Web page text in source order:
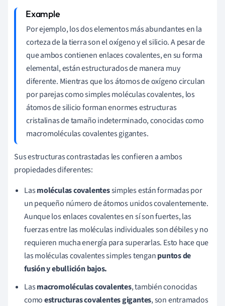
Por ejemplo, los dos elementos más abundantes en la
corteza de la tierra son el oxígeno y el silicio. A pesar de
que ambos contienen enlaces covalentes, en su forma
elemental, están estructurados de manera muy
diferente. Mientras que los átomos de oxígeno circulan
por parejas como simples moléculas covalentes, los
átomos de silicio forman enormes estructuras
cristalinas de tamaño indeterminado, conocidas como
macromoléculas covalentes gigantes.
Sus estructuras contrastadas les confieren a ambos
propiedades diferentes:
Lasmoléculas covalentessimples están formadas por
un pequeño número de átomos unidos covalentemente.
Aunque los enlaces covalentes en sí son fuertes, las
fuerzas entre las moléculas individuales son débiles y no
requieren mucha energía para superarlas. Esto hace que
las moléculas covalentes simples tenganpuntos de
fusión y ebullición bajos.
Lasmacromoléculas covalentes, también conocidas
comoestructuras covalentes gigantes, son entramados